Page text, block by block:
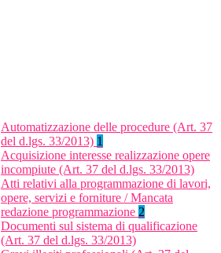
Automatizzazione delle procedure (Art. 37
del d.lgs. 33/2013) 1
Acquisizione interesse realizzazione opere
incompiute (Art. 37 del d.lgs. 33/2013)
Atti relativi alla programmazione di lavori,
opere, servizi e forniture / Mancata
redazione programmazione 2
Documenti sul sistema di qualificazione
(Art. 37 del d.lgs. 33/2013)